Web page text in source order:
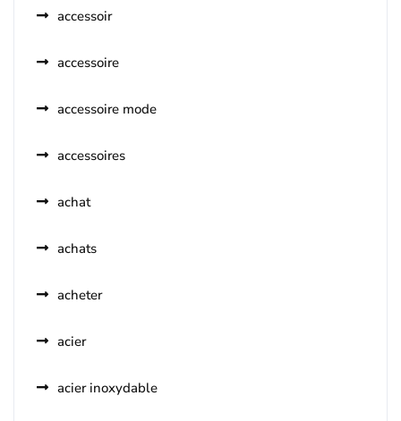
accessoir
accessoire
accessoire mode
accessoires
achat
achats
acheter
acier
acier inoxydable